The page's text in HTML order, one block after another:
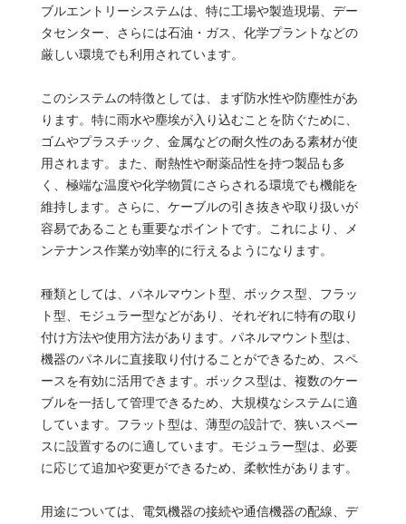
ブルエントリーシステムは、特に工場や製造現場、デー
タセンター、さらには石油・ガス、化学プラントなどの
厳しい環境でも利用されています。
このシステムの特徴としては、まず防水性や防塵性があ
ります。特に雨水や塵埃が入り込むことを防ぐために、
ゴムやプラスチック、金属などの耐久性のある素材が使
用されます。また、耐熱性や耐薬品性を持つ製品も多
く、極端な温度や化学物質にさらされる環境でも機能を
維持します。さらに、ケーブルの引き抜きや取り扱いが
容易であることも重要なポイントです。これにより、メ
ンテナンス作業が効率的に行えるようになります。
種類としては、パネルマウント型、ボックス型、フラッ
ト型、モジュラー型などがあり、それぞれに特有の取り
付け方法や使用方法があります。パネルマウント型は、
機器のパネルに直接取り付けることができるため、スペ
ースを有効に活用できます。ボックス型は、複数のケー
ブルを一括して管理できるため、大規模なシステムに適
しています。フラット型は、薄型の設計で、狭いスペー
スに設置するのに適しています。モジュラー型は、必要
に応じて追加や変更ができるため、柔軟性があります。
用途については、電気機器の接続や通信機器の配線、デ